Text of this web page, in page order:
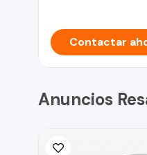
Contactar
Anuncios